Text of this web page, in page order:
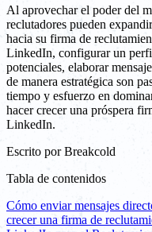
Al aprovechar el poder del
reclutadores pueden
hacia su firma de
LinkedIn, configurar un
potenciales, elaborar
de manera estratégica son
tiempo y esfuerzo en
hacer crecer una próspera
LinkedIn.
Escrito por Breakcold
Tabla de contenidos
Cómo enviar mensajes
crecer una firma de